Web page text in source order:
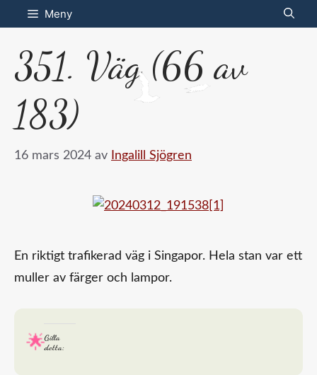
Hoppa
till
innehåll
Meny
351. Väg (66 av
183)
16 mars 2024 av Ingalill Sjögren
En riktigt trafikerad väg i Singapor. Hela stan var ett
muller av färger och lampor.
Gilla
detta: